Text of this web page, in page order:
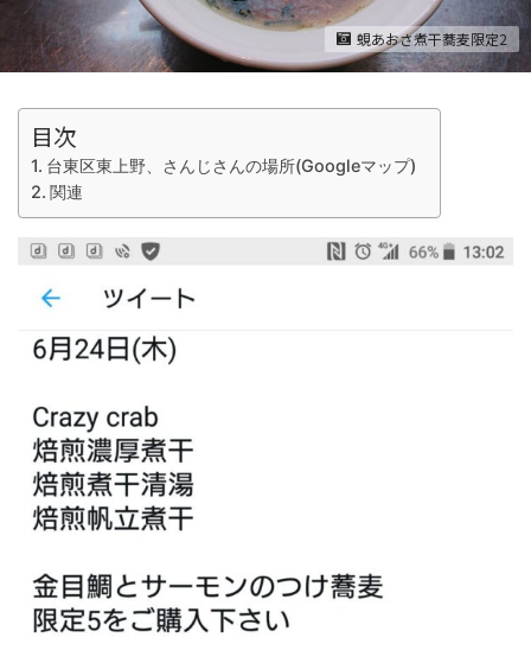
蜆あおさ煮干蕎麦限定2
目次
台東区東上野、さんじさんの場所(Googleマップ)
関連